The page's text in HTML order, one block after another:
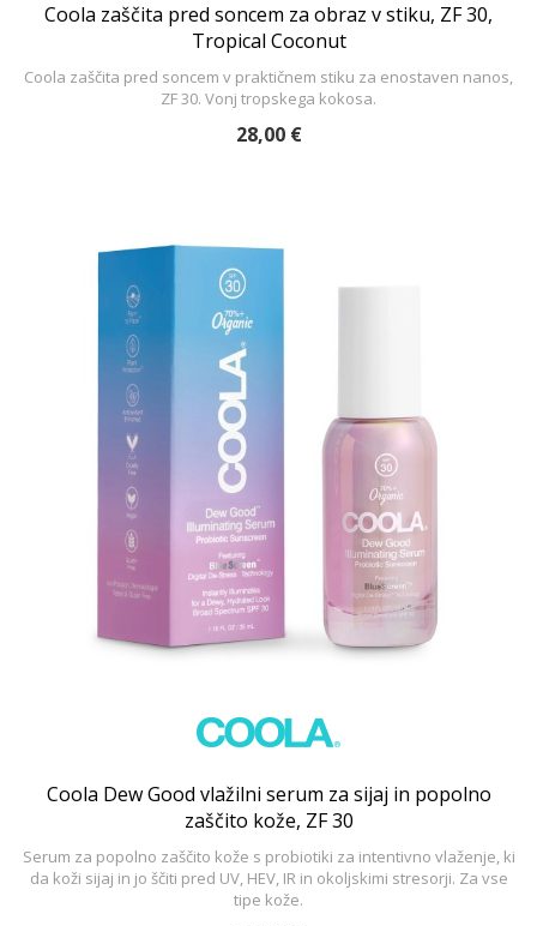
Coola zaščita pred soncem za obraz v stiku, ZF 30,
Tropical Coconut
Coola zaščita pred soncem v praktičnem stiku za enostaven nanos,
ZF 30. Vonj tropskega kokosa.
28,00 €
Coola Dew Good vlažilni serum za sijaj in popolno
zaščito kože, ZF 30
Serum za popolno zaščito kože s probiotiki za intentivno vlaženje, ki
da koži sijaj in jo ščiti pred UV, HEV, IR in okoljskimi stresorji. Za vse
tipe kože.